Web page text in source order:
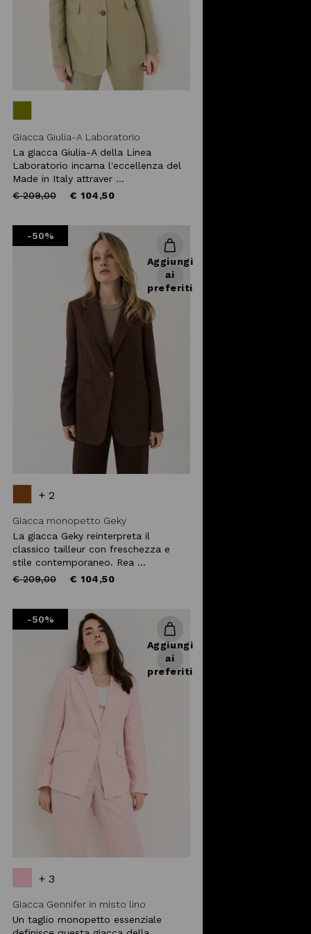
Giacca Giulia-A Laboratorio
La giacca Giulia-A della Linea
Laboratorio incarna l'eccellenza del
Made in Italy attraver ...
Price
€ 209,00to € 104,50
-50%
Aggiungi
ai
preferiti
+ 2
Giacca monopetto Geky
La giacca Geky reinterpreta il
classico tailleur con freschezza e
stile contemporaneo. Rea ...
Price
€ 209,00to € 104,50
-50%
Aggiungi
ai
preferiti
+ 3
Giacca Gennifer in misto lino
Un taglio monopetto essenziale